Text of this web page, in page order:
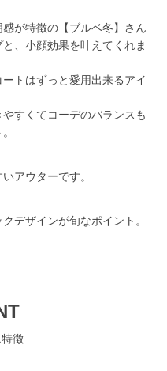
が特徴の【ブルベ冬】さん
、小顔効果を叶えてくれま
トはずっと愛用出来るアイ
すくてコーデのバランスも
アウターです。
デザインが旬なポイント。
徴